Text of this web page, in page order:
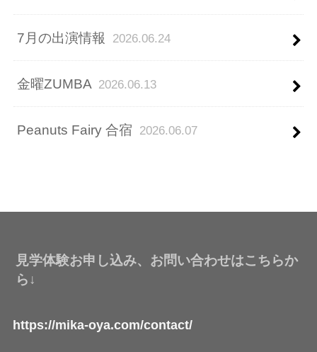
7月の出演情報 2026.06.24
金曜ZUMBA 2026.06.13
Peanuts Fairy 合宿 2026.06.07
見学体験お申し込み、お問い合わせはこちらか
ら↓
https://mika-oya.com/contact/